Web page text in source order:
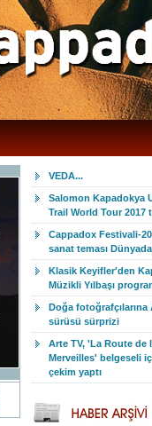
VEDA...
Salomon Kapadokya
Trail World Tour 2017
Cappadox Festivali-
sanat teması
Klasik Keyifler'den
Müzikli Yılbaşı
Doğa fotoğrafçılarına
sürüsü sürprizi
Arte TV, 'La Route de
Merveilles' belgeseli
çekim yaptı